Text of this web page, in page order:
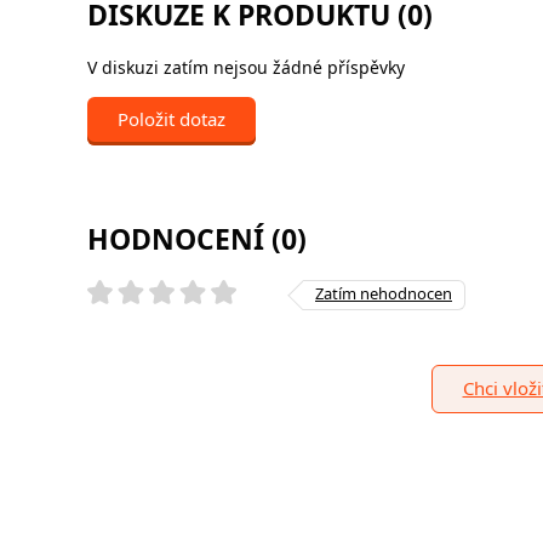
DISKUZE K PRODUKTU (0)
V diskuzi zatím nejsou žádné příspěvky
Položit dotaz
HODNOCENÍ (0)
Zatím nehodnocen
Chci